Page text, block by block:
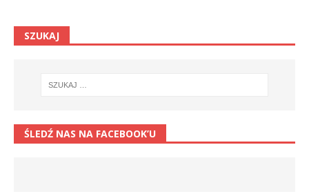
SZUKAJ
ŚLEDŹ NAS NA FACEBOOK’U